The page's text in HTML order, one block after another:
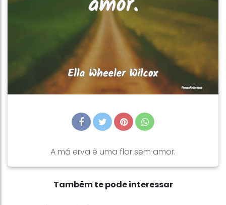
A má erva é uma flor sem amor.
Também te pode interessar